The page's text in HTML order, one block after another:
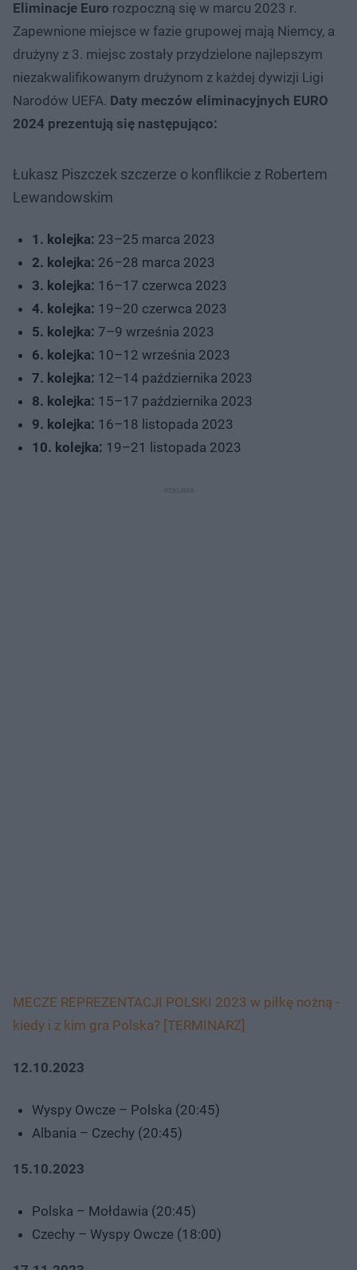
Eliminacje Euro rozpoczną się w marcu 2023 r.
Zapewnione miejsce w fazie grupowej mają Niemcy, a
drużyny z 3. miejsc zostały przydzielone najlepszym
niezakwalifikowanym drużynom z każdej dywizji Ligi
Narodów UEFA. Daty meczów eliminacyjnych EURO
2024 prezentują się następująco:
Łukasz Piszczek szczerze o konflikcie z Robertem
Lewandowskim
1. kolejka: 23–25 marca 2023
2. kolejka: 26–28 marca 2023
3. kolejka: 16–17 czerwca 2023
4. kolejka: 19–20 czerwca 2023
5. kolejka: 7–9 września 2023
6. kolejka: 10–12 września 2023
7. kolejka: 12–14 października 2023
8. kolejka: 15–17 października 2023
9. kolejka: 16–18 listopada 2023
10. kolejka: 19–21 listopada 2023
MECZE REPREZENTACJI POLSKI 2023 w piłkę nożną -
kiedy i z kim gra Polska? [TERMINARZ]
12.10.2023
Wyspy Owcze – Polska (20:45)
Albania – Czechy (20:45)
15.10.2023
Polska – Mołdawia (20:45)
Czechy – Wyspy Owcze (18:00)